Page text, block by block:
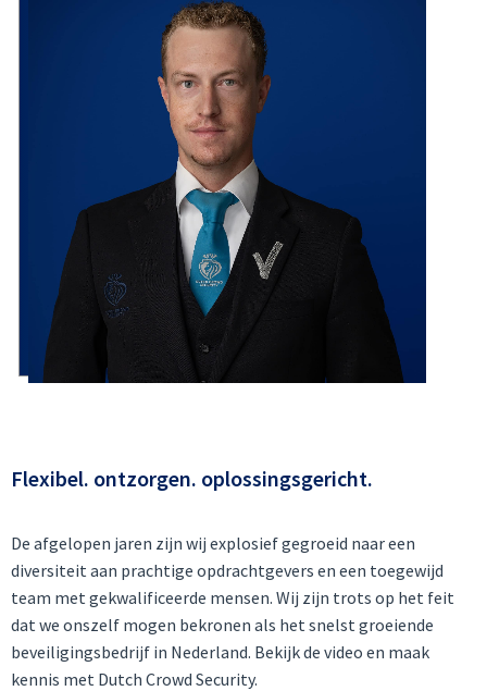
Flexibel. ontzorgen. oplossingsgericht.
De afgelopen jaren zijn wij explosief gegroeid naar een
diversiteit aan prachtige opdrachtgevers en een toegewijd
team met gekwalificeerde mensen. Wij zijn trots op het feit
dat we onszelf mogen bekronen als het snelst groeiende
beveiligingsbedrijf in Nederland. Bekijk de video en maak
kennis met Dutch Crowd Security.